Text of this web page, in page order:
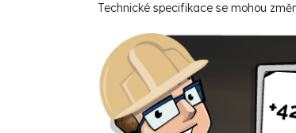
Technické specifikace se mohou